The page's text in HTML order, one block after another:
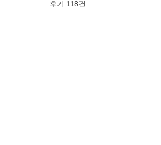
후기 118건